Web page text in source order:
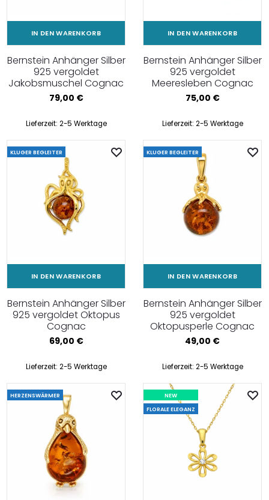
IN DEN WARENKORB
Bernstein Anhänger Silber
925 vergoldet
Jakobsmuschel Cognac
79,00 €
Lieferzeit: 2-5 Werktage
IN DEN WARENKORB
Bernstein Anhänger Silber
925 vergoldet
Meeresleben Cognac
75,00 €
Lieferzeit: 2-5 Werktage
KLUGER BEGLEITER
IN DEN WARENKORB
Bernstein Anhänger Silber
925 vergoldet Oktopus
Cognac
69,00 €
Lieferzeit: 2-5 Werktage
KLUGER BEGLEITER
IN DEN WARENKORB
Bernstein Anhänger Silber
925 vergoldet
Oktopusperle Cognac
49,00 €
Lieferzeit: 2-5 Werktage
HERZENSWÄRMER
NEW
FLORALE ELEGANZ